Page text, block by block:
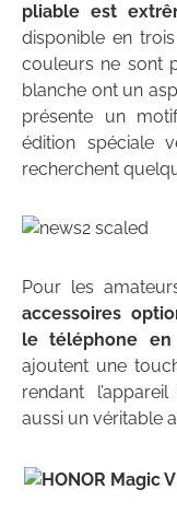
pliable est
disponible en
couleurs ne sont
blanche ont un
présente un
édition spéciale
recherchent
Pour les
accessoires
le téléphone
ajoutent une
rendant
aussi un véritable